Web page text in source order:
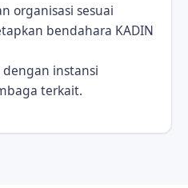
organisasi sesuai
bendahara KADIN
instansi
terkait.